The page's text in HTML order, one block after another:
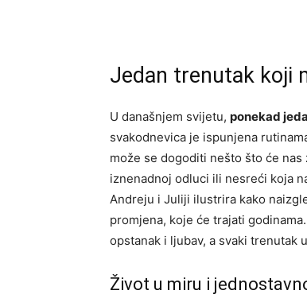
Jedan trenutak koji
U današnjem svijetu, ponekad
svakodnevica je ispunjena
može se dogoditi nešto što će
iznenadnoj odluci ili nesreći koja
Andreju i Juliji ilustrira kako
promjena, koje će trajati
opstanak i ljubav, a svaki trenutak
Život u miru i